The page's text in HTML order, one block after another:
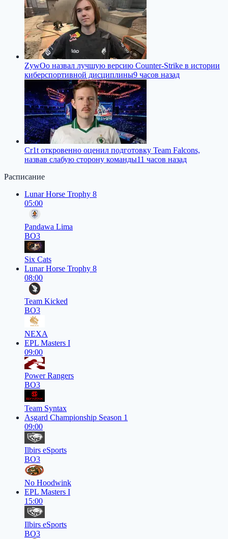
ZywOo назвал лучшую версию Counter-Strike в истории
киберспортивной дисциплины9 часов назад
Cr1t откровенно оценил подготовку Team Falcons,
назвав слабую сторону команды11 часов назад
Расписание
Lunar Horse Trophy 8
05:00
Pandawa Lima
BO3
Six Cats
Lunar Horse Trophy 8
08:00
Team Kicked
BO3
NEXA
EPL Masters I
09:00
Power Rangers
BO3
Team Syntax
Asgard Championship Season 1
09:00
Ilbirs eSports
BO3
No Hoodwink
EPL Masters I
15:00
Ilbirs eSports
BO3